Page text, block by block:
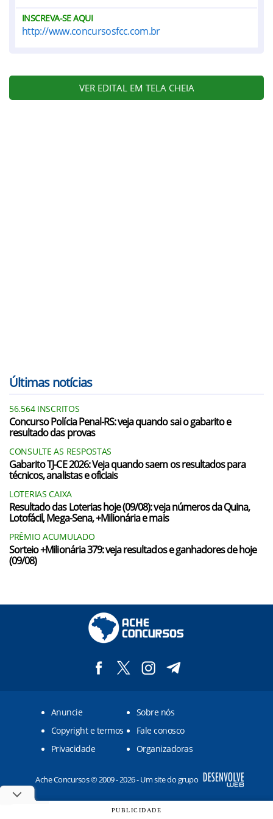
INSCREVA-SE AQUI
http://www.concursosfcc.com.br
VER EDITAL EM TELA CHEIA
Últimas notícias
56.564 INSCRITOS
Concurso Polícia Penal-RS: veja quando sai o gabarito e
resultado das provas
CONSULTE AS RESPOSTAS
Gabarito TJ-CE 2026: Veja quando saem os resultados para
técnicos, analistas e oficiais
LOTERIAS CAIXA
Resultado das Loterias hoje (09/08): veja números da Quina,
Lotofácil, Mega-Sena, +Milionária e mais
PRÊMIO ACUMULADO
Sorteio +Milionária 379: veja resultados e ganhadores de hoje
(09/08)
Anuncie
Sobre nós
Copyright e termos
Fale conosco
Privacidade
Organizadoras
Ache Concursos © 2009 - 2026 - Um site do grupo
PUBLICIDADE